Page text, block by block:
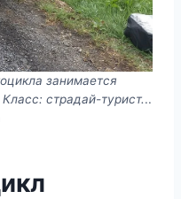
занимается
страдай-турист...